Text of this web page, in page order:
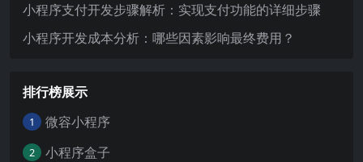
小程序支付开发步骤解析：实现支付功能的详细步骤
小程序开发成本分析：哪些因素影响最终费用？
排行榜展示
1 微容小程序
2 小程序盒子